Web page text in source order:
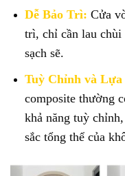
Dễ Bảo Trì: Cửa
trì, chỉ cần lau
sạch sẽ.
Tuỳ Chỉnh và Lựa
composite thường
khả năng tuỳ
sắc tổng thể của